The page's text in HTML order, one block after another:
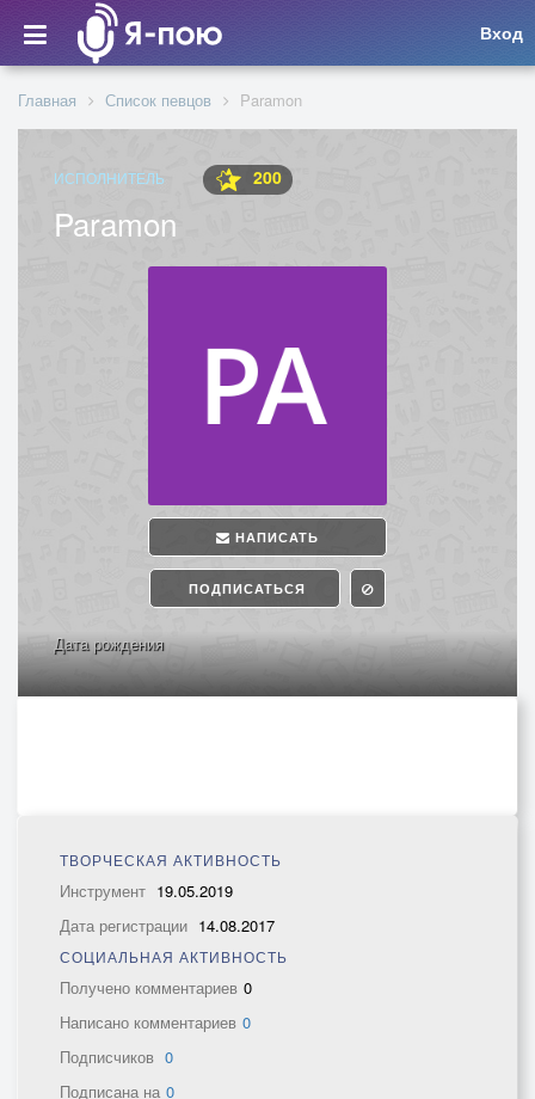
Вход
Главная Список певцов Paramon
ИСПОЛНИТЕЛЬ 200
Paramon
НАПИСАТЬ
ПОДПИСАТЬСЯ
Дата рождения
ТВОРЧЕСКАЯ АКТИВНОСТЬ
Инструмент 19.05.2019
Дата регистрации 14.08.2017
СОЦИАЛЬНАЯ АКТИВНОСТЬ
Получено комментариев 0
Написано комментариев 0
Подписчиков 0
Подписана на 0